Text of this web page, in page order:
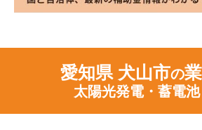
愛知県 犬山市の
太陽光発電・蓄電